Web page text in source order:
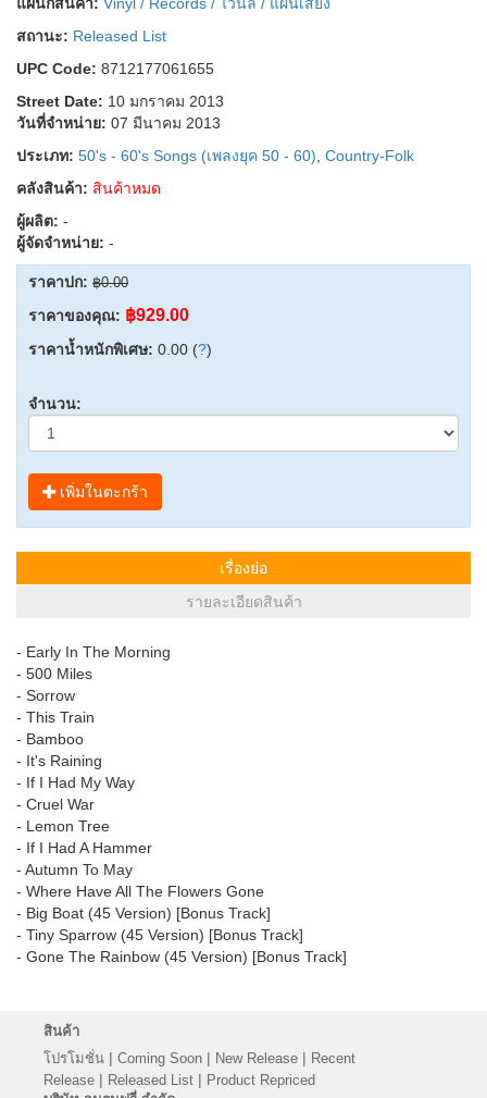
สถานะ: Released List
UPC Code: 8712177061655
Street Date: 10 มกราคม 2013
วันที่จำหน่าย: 07 มีนาคม 2013
ประเภท: 50's - 60's Songs (เพลงยุค 50 - 60) Country-Folk
คลังสินค้า: สินค้าหมด
ผู้ผลิต: -
ผู้จัดจำหน่าย: -
ราคาปก: ฿0.00
ราคาของคุณ: ฿929.00
ราคาน้ำหนักพิเศษ: 0.00 (?)
จำนวน:
เพิ่มในตะกร้า
เรื่องย่อ
รายละเอียดสินค้า
- Early In The Morning
- 500 Miles
- Sorrow
- This Train
- Bamboo
- It's Raining
- If I Had My Way
- Cruel War
- Lemon Tree
- If I Had A Hammer
- Autumn To May
- Where Have All The Flowers Gone
- Big Boat (45 Version) [Bonus Track]
- Tiny Sparrow (45 Version) [Bonus Track]
- Gone The Rainbow (45 Version) [Bonus Track]
สินค้า
โปรโมชั่น | Coming Soon | New Release | Recent
Release | Released List | Product Repriced